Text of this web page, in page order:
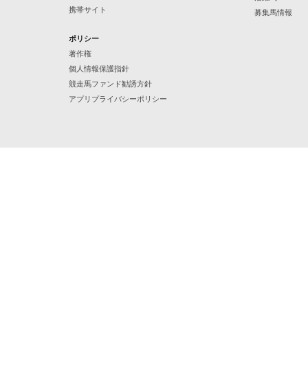
携帯サイト
ポリシー
著作権
個人情報保護指針
競走馬ファンド勧誘方針
アプリプライバシーポリシー
募集馬情報